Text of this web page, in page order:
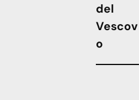
del
Vescov
o